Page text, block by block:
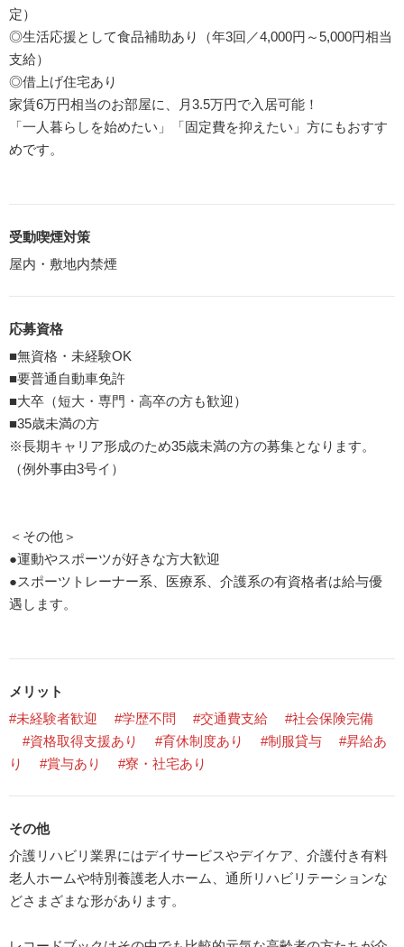
定）
◎生活応援として食品補助あり（年3回／4,000円～5,000円相当
支給）
◎借上げ住宅あり
家賃6万円相当のお部屋に、月3.5万円で入居可能！
「一人暮らしを始めたい」「固定費を抑えたい」方にもおすす
めです。
受動喫煙対策
屋内・敷地内禁煙
応募資格
■無資格・未経験OK
■要普通自動車免許
■大卒（短大・専門・高卒の方も歓迎）
■35歳未満の方
※長期キャリア形成のため35歳未満の方の募集となります。
（例外事由3号イ）
＜その他＞
●運動やスポーツが好きな方大歓迎
●スポーツトレーナー系、医療系、介護系の有資格者は給与優
遇します。
メリット
#未経験者歓迎
#学歴不問 #交通費支給
#社会保険完備
#資格取得支援あり
#育休制度あり #制服貸与
#昇給あ
り
#賞与あり #寮・社宅あり
その他
介護リハビリ業界にはデイサービスやデイケア、介護付き有料
老人ホームや特別養護老人ホーム、通所リハビリテーションな
どさまざまな形があります。